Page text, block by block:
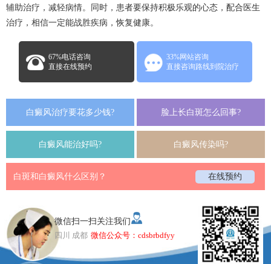
辅助治疗，减轻病情。同时，患者要保持积极乐观的心态，配合医生
治疗，相信一定能战胜疾病，恢复健康。
67%电话咨询
直接在线预约
33%网站咨询
直接咨询路线到院治疗
白癜风治疗要花多少钱? 脸上长白斑怎么回事?
白癜风能治好吗? 白癜风传染吗?
白斑和白癜风什么区别？ 在线预约
微信扫一扫关注我们
四川 成都 微信公众号：cdsbrbdfyy